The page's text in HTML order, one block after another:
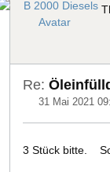
Re:
31 Mai 2021
3 Stück bitte.